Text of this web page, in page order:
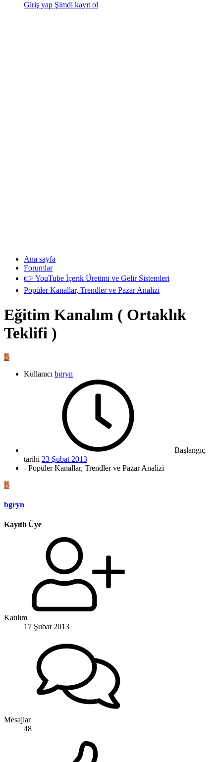
Giriş yap Şimdi kayıt ol
Ana sayfa
Forumlar
👉 YouTube İçerik Üretimi ve Gelir Sistemleri
Popüler Kanallar, Trendler ve Pazar Analizi
Eğitim Kanalım ( Ortaklık
Teklifi )
B
Kullanıcı bgryn
Başlangıç
tarihi 23 Şubat 2013
- Popüler Kanallar, Trendler ve Pazar Analizi
B
bgryn
Kayıtlı Üye
Katılım
17 Şubat 2013
Mesajlar
48